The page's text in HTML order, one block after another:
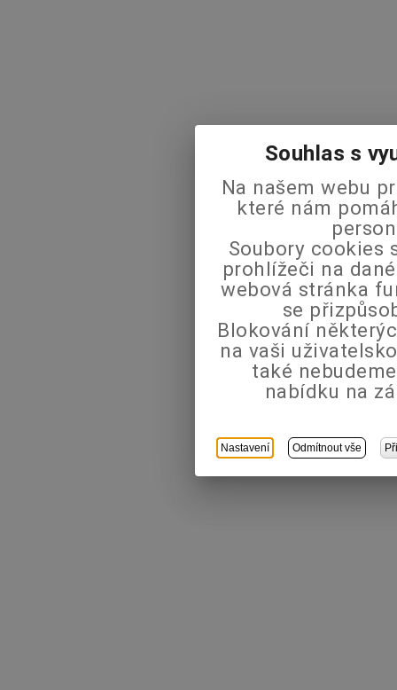
Souhlas s
Na našem webu
které nám
Soubory cookies
prohlížeči na
webová stránka
se
Blokování
na vaši
také
nabídku na
Nastavení Odmítnout vše